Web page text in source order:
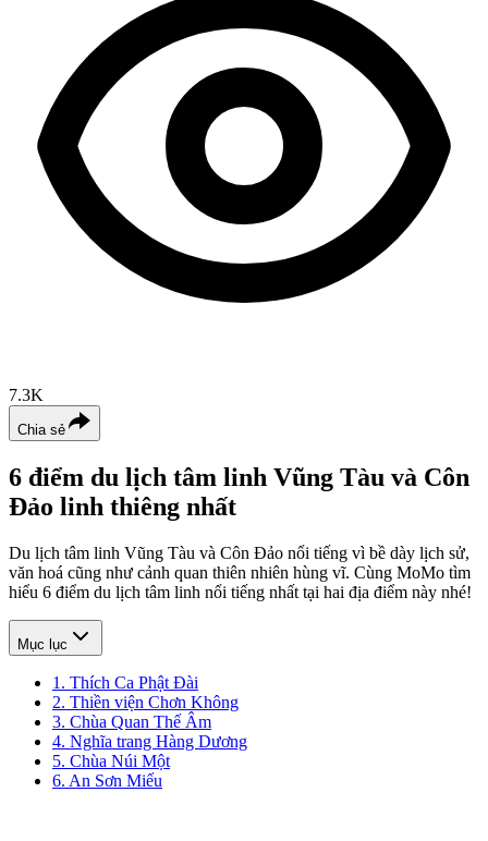
7.3K
Chia sẻ
6 điểm du lịch tâm linh Vũng Tàu và Côn
Đảo linh thiêng nhất
Du lịch tâm linh Vũng Tàu và Côn Đảo nổi tiếng vì bề dày lịch sử,
văn hoá cũng như cảnh quan thiên nhiên hùng vĩ. Cùng MoMo tìm
hiểu 6 điểm du lịch tâm linh nổi tiếng nhất tại hai địa điểm này nhé!
Mục lục
1. Thích Ca Phật Đài
2. Thiền viện Chơn Không
3. Chùa Quan Thế Âm
4. Nghĩa trang Hàng Dương
5. Chùa Núi Một
6. An Sơn Miếu